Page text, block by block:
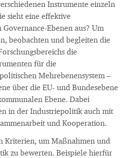
Instrumente einzeln
sieht eine effektive
Ebenen aus? Um
beobachten und begleiten die
die
für die
Mehrebenensystem –
über die EU- und Bundesebene
Ebene. Dabei
in der Industriepolitik auch mit
und Kooperation.
Kriterien, um Maßnahmen und
zu bewerten. Beispiele hierfür